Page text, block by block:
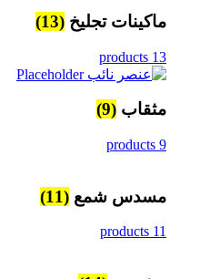
ماكينات تجليخ (13)
13 products
مثقاب (9)
9 products
مسدس شمع (11)
11 products